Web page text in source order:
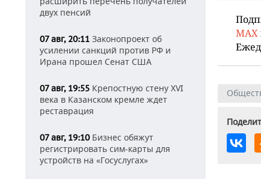
двух пенсий
07 авг, 20:11 Законопроект об
усилении санкций против РФ и
Ирана прошел Сенат США
07 авг, 19:55 Крепостную стену XVI
века в Казанском кремле ждет
реставрация
07 авг, 19:10Бизнес обяжут
регистрировать сим-карты для
устройств на «Госуслугах»
MAX